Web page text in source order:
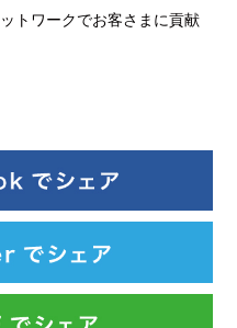
トワークでお客さまに貢献